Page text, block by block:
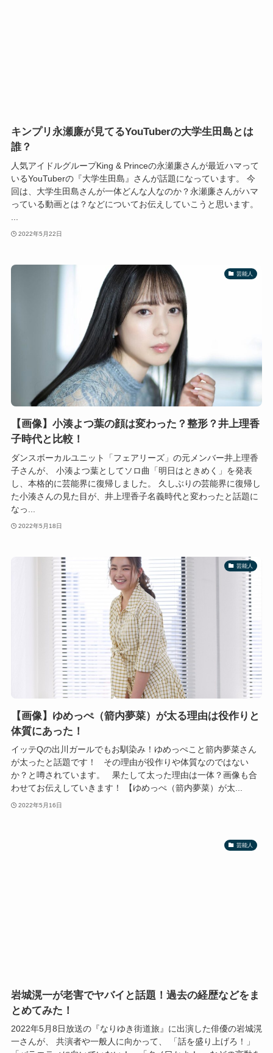
キンプリ永瀬廉が見てるYouTuberの大学生田島とは
誰？
人気アイドルグループKing & Princeの永瀬廉さんが最近ハマって
いるYouTuberの『大学生田島』さんが話題になっています。 今
回は、大学生田島さんが一体どんな人なのか？永瀬廉さんがハマ
っている動画とは？などについてお伝えしていこうと思います。
2022年5月22日
芸能人
【画像】小湊よつ葉の顔は変わった？整形？井上理香
子時代と比較！
ダンスボーカルユニット「フェアリーズ」の元メンバー井上理香
子さんが、 小湊よつ葉としてソロ曲「明日はときめく」を発表
し、本格的に芸能界に復帰しました。 久しぶりの芸能界に復帰し
た小湊さんの見た目が、井上理香子名義時代と変わったと話題に
なっ...
2022年5月18日
芸能人
【画像】ゆめっぺ（箭内夢菜）が太る理由は役作りと
体質にあった！
イッテQの出川ガールでもお馴染み！ゆめっぺこと箭内夢菜さん
が太ったと話題です！ その理由が役作りや体質なのではない
か？と噂されています。 果たして太った理由は一体？画像も合
わせてお伝えしていきます！ 【ゆめっぺ（箭内夢菜）が太...
2022年5月16日
芸能人
岩城滉一が老害でヤバイと話題！過去の経歴などをま
とめてみた！
2022年5月8日放送の『なりゆき街道旅』に出演した俳優の岩城滉
一さんが、 共演者や一般人に向かって、 「話を盛り上げろ！」